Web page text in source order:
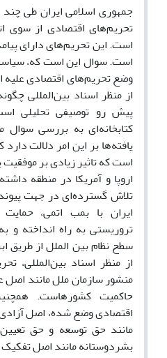
جمهوری اسلامی ایران طی
تحریم‌های اقتصادی از سوی
است. این تحریم‌های دارای
است. سوال این است که، سیاست
وضع تحریم‌های اقتصادی علیه
از منظر اسناد بین‌المللی
پیش رو توصیفی تحلیلی
کتابخانه‌ای به بررسی سوال
یافته‌ها بر این امر دلالت
است که تاثیر زیادی بر
اروپا و آمریکا در منطقه
تلاش گسترده‌ای در جهت
ایران با بمب اتمی،
تروریستی به راه انداخته و
سطح نظام بین الملل از طریق
از منظر اسناد بین‌المللی،
منشور سازمان ملل مانند
حاکمیت کشورهاست.
اقتصادی وضع شده، اصل
مانند حق توسعه و حق
بشردوستانه مانند اصل